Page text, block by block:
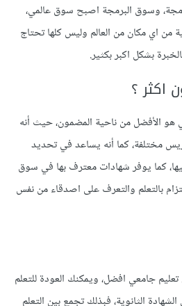
وسوق البرمجة اصبح سوق عالمي،
من اي مكان من العالم وليس كلها تحتاج
بشكل اكبر بكثير.
اكثر ؟
هو الأفضل من ناحية المضمون، حيث أنه
مختلفة، كما أنه يساعد في تحديد
كما يوفر شهادات معترف بها في سوق
بالتعلم والتعرف على اصدقاء من نفس
جامعي افضل، ويمكنك العودة للتعلم
الثانوية، فبذلك تجمع بين التعلم